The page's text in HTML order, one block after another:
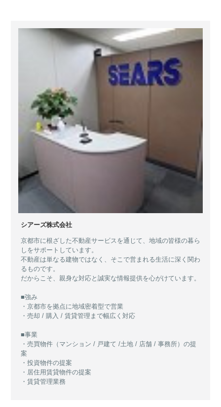
シアーズ株式会社
京都市に根ざした不動産サービスを通じて、地域の皆様の暮ら
しをサポートしています。
不動産は単なる建物ではなく、そこで営まれる生活に深く関わ
るものです。
だからこそ、親身な対応と誠実な情報提供を心がけています。
■強み
・京都市を拠点に地域密着型で営業
・売却 / 購入 / 賃貸管理まで幅広く対応
■事業
・売買物件（マンション / 戸建て /土地 / 店舗 / 事務所）の提
案
・投資物件の提案
・居住用賃貸物件の提案
・賃貸管理業務